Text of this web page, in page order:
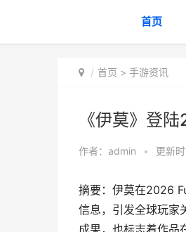
首页
首页 > 手游资讯
《伊莫》登
作者： admin • 更新
摘要：伊莫在2026
信息，引发全球玩家